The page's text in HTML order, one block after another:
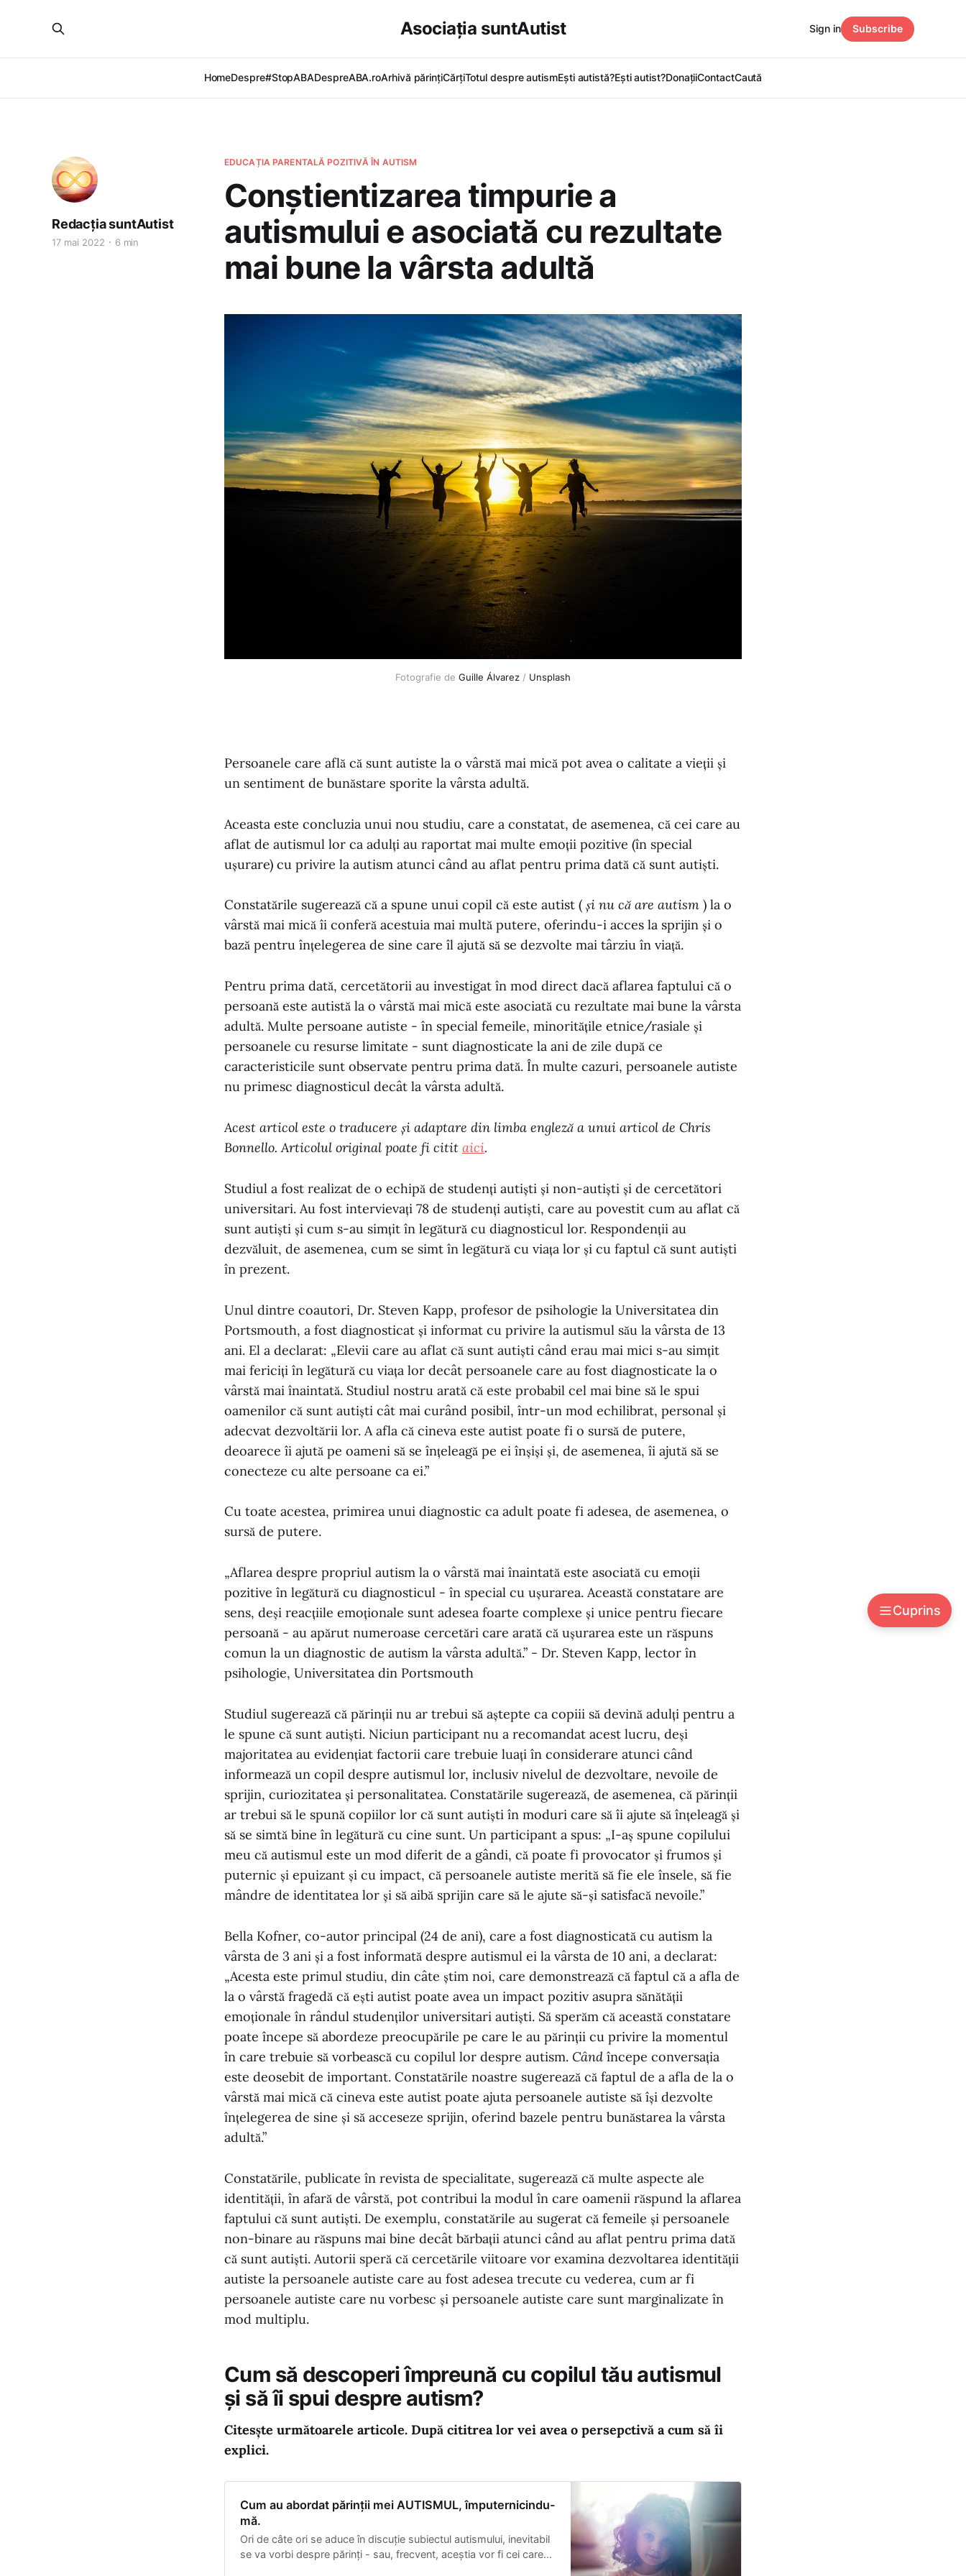
Asociația suntAutist
HomeDespre#StopABADespreABA.roArhivă părințiCărțiTotul despre autismEști autistă?Ești autist?DonațiiContactCaută
Sign in Subscribe
EDUCAȚIA PARENTALĂ POZITIVĂ ÎN AUTISM
Conștientizarea timpurie a
autismului e asociată cu rezultate
mai bune la vârsta adultă
Redacția suntAutist
17 mai 2022 6 min
Fotografie de Guille Álvarez / Unsplash
Cuprins
Cum să descoperi împreună cu copilul
tău autismul și să îi spui despre
Persoanele care află că sunt autiste la o vârstă mai mică pot avea o calitate a vieții și
un sentiment de bunăstare sporite la vârsta adultă.
Aceasta este concluzia unui nou studiu, care a constatat, de asemenea, că cei care au
aflat de autismul lor ca adulți au raportat mai multe emoții pozitive (în special
ușurare) cu privire la autism atunci când au aflat pentru prima dată că sunt autiști.
Constatările sugerează că a spune unui copil că este autist ( și nu că are autism ) la o
vârstă mai mică îi conferă acestuia mai multă putere, oferindu-i acces la sprijin și o
bază pentru înțelegerea de sine care îl ajută să se dezvolte mai târziu în viață.
Pentru prima dată, cercetătorii au investigat în mod direct dacă aflarea faptului că o
persoană este autistă la o vârstă mai mică este asociată cu rezultate mai bune la vârsta
adultă. Multe persoane autiste - în special femeile, minoritățile etnice/rasiale și
persoanele cu resurse limitate - sunt diagnosticate la ani de zile după ce
caracteristicile sunt observate pentru prima dată. În multe cazuri, persoanele autiste
nu primesc diagnosticul decât la vârsta adultă.
Acest articol este o traducere și adaptare din limba engleză a unui articol de Chris
Bonnello. Articolul original poate fi citit aici.
Studiul a fost realizat de o echipă de studenți autiști și non-autiști și de cercetători
universitari. Au fost intervievați 78 de studenți autiști, care au povestit cum au aflat că
sunt autiști și cum s-au simțit în legătură cu diagnosticul lor. Respondenții au
dezvăluit, de asemenea, cum se simt în legătură cu viața lor și cu faptul că sunt autiști
în prezent.
Unul dintre coautori, Dr. Steven Kapp, profesor de psihologie la Universitatea din
Portsmouth, a fost diagnosticat și informat cu privire la autismul său la vârsta de 13
ani. El a declarat: „Elevii care au aflat că sunt autiști când erau mai mici s-au simțit
mai fericiți în legătură cu viața lor decât persoanele care au fost diagnosticate la o
vârstă mai înaintată. Studiul nostru arată că este probabil cel mai bine să le spui
oamenilor că sunt autiști cât mai curând posibil, într-un mod echilibrat, personal și
adecvat dezvoltării lor. A afla că cineva este autist poate fi o sursă de putere,
deoarece îi ajută pe oameni să se înțeleagă pe ei înșiși și, de asemenea, îi ajută să se
conecteze cu alte persoane ca ei.”
Cu toate acestea, primirea unui diagnostic ca adult poate fi adesea, de asemenea, o
sursă de putere.
„Aflarea despre propriul autism la o vârstă mai înaintată este asociată cu emoții
pozitive în legătură cu diagnosticul - în special cu ușurarea. Această constatare are
sens, deși reacțiile emoționale sunt adesea foarte complexe și unice pentru fiecare
persoană - au apărut numeroase cercetări care arată că ușurarea este un răspuns
comun la un diagnostic de autism la vârsta adultă.” - Dr. Steven Kapp, lector în
psihologie, Universitatea din Portsmouth
Studiul sugerează că părinții nu ar trebui să aștepte ca copiii să devină adulți pentru a
le spune că sunt autiști. Niciun participant nu a recomandat acest lucru, deși
majoritatea au evidențiat factorii care trebuie luați în considerare atunci când
informează un copil despre autismul lor, inclusiv nivelul de dezvoltare, nevoile de
sprijin, curiozitatea și personalitatea. Constatările sugerează, de asemenea, că părinții
ar trebui să le spună copiilor lor că sunt autiști în moduri care să îi ajute să înțeleagă și
să se simtă bine în legătură cu cine sunt. Un participant a spus: „I-aș spune copilului
meu că autismul este un mod diferit de a gândi, că poate fi provocator și frumos și
puternic și epuizant și cu impact, că persoanele autiste merită să fie ele însele, să fie
mândre de identitatea lor și să aibă sprijin care să le ajute să-și satisfacă nevoile.”
Bella Kofner, co-autor principal (24 de ani), care a fost diagnosticată cu autism la
vârsta de 3 ani și a fost informată despre autismul ei la vârsta de 10 ani, a declarat:
„Acesta este primul studiu, din câte știm noi, care demonstrează că faptul că a afla de
la o vârstă fragedă că ești autist poate avea un impact pozitiv asupra sănătății
emoționale în rândul studenților universitari autiști. Să sperăm că această constatare
poate începe să abordeze preocupările pe care le au părinții cu privire la momentul
în care trebuie să vorbească cu copilul lor despre autism. Când începe conversația
este deosebit de important. Constatările noastre sugerează că faptul de a afla de la o
vârstă mai mică că cineva este autist poate ajuta persoanele autiste să își dezvolte
înțelegerea de sine și să acceseze sprijin, oferind bazele pentru bunăstarea la vârsta
adultă.”
Constatările, publicate în revista de specialitate, sugerează că multe aspecte ale
identității, în afară de vârstă, pot contribui la modul în care oamenii răspund la aflarea
faptului că sunt autiști. De exemplu, constatările au sugerat că femeile și persoanele
non-binare au răspuns mai bine decât bărbații atunci când au aflat pentru prima dată
că sunt autiști. Autorii speră că cercetările viitoare vor examina dezvoltarea identității
autiste la persoanele autiste care au fost adesea trecute cu vederea, cum ar fi
persoanele autiste care nu vorbesc și persoanele autiste care sunt marginalizate în
mod multiplu.
Cum să descoperi împreună cu copilul tău autismul
și să îi spui despre autism?
Citesște următoarele articole. După cititrea lor vei avea o persepctivă a cum să îi
explici.
Cum au abordat părinții mei AUTISMUL, împuternicindu-
mă.
Ori de câte ori se aduce în discuție subiectul autismului, inevitabil
se va vorbi despre părinți - sau, frecvent, aceștia vor fi cei care